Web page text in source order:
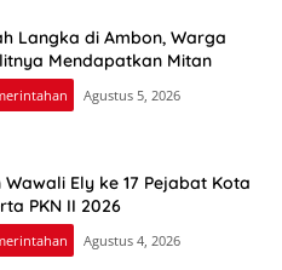
Langka di Ambon, Warga
Mendapatkan Mitan
Agustus 5, 2026
Wawali Ely ke 17 Pejabat Kota
PKN II 2026
Agustus 4, 2026